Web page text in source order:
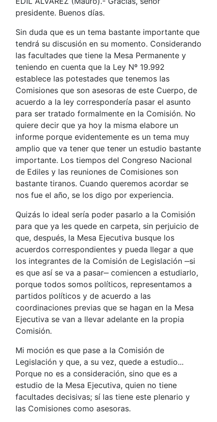
presidente. Buenos días.
Sin duda que es un tema bastante importante que
tendrá su discusión en su momento. Considerando
las facultades que tiene la Mesa Permanente y
teniendo en cuenta que la Ley Nº 19.992
establece las potestades que tenemos las
Comisiones que son asesoras de este Cuerpo, de
acuerdo a la ley correspondería pasar el asunto
para ser tratado formalmente en la Comisión. No
quiere decir que ya hoy la misma elabore un
informe porque evidentemente es un tema muy
amplio que va tener que tener un estudio bastante
importante. Los tiempos del Congreso Nacional
de Ediles y las reuniones de Comisiones son
bastante tiranos. Cuando queremos acordar se
nos fue el año, se los digo por experiencia.
Quizás lo ideal sería poder pasarlo a la Comisión
para que ya les quede en carpeta, sin perjuicio de
que, después, la Mesa Ejecutiva busque los
acuerdos correspondientes y pueda llegar a que
los integrantes de la Comisión de Legislación ‒si
es que así se va a pasar‒ comiencen a estudiarlo,
porque todos somos políticos, representamos a
partidos políticos y de acuerdo a las
coordinaciones previas que se hagan en la Mesa
Ejecutiva se van a llevar adelante en la propia
Comisión.
Mi moción es que pase a la Comisión de
Legislación y que, a su vez, quede a estudio...
Porque no es a consideración, sino que es a
estudio de la Mesa Ejecutiva, quien no tiene
facultades decisivas; sí las tiene este plenario y
las Comisiones como asesoras.